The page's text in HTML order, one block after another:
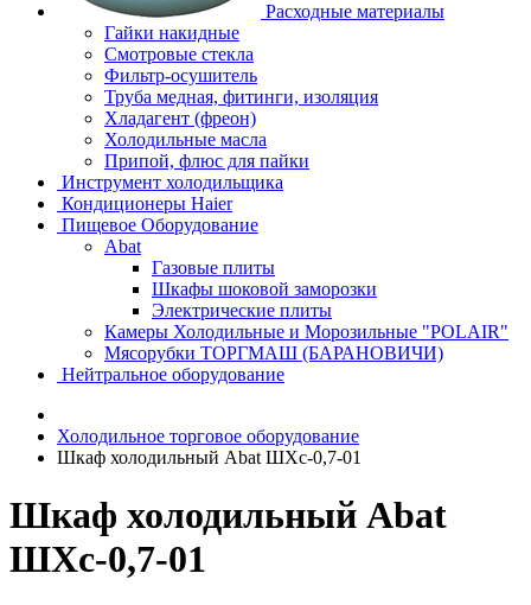
Расходные материалы
Гайки накидные
Смотровые стекла
Фильтр-осушитель
Труба медная, фитинги, изоляция
Хладагент (фреон)
Холодильные масла
Припой, флюс для пайки
Инструмент холодильщика
Кондиционеры Haier
Пищевое Оборудование
Abat
Газовые плиты
Шкафы шоковой заморозки
Электрические плиты
Камеры Холодильные и Морозильные "POLAIR"
Мясорубки ТОРГМАШ (БАРАНОВИЧИ)
Нейтральное оборудование
Холодильное торговое оборудование
Шкаф холодильный Abat ШХс-0,7-01
Шкаф холодильный Abat
ШХс-0,7-01